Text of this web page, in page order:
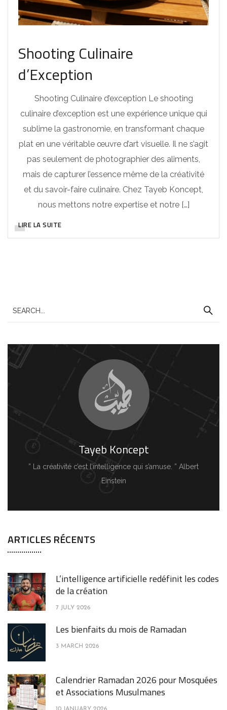
Shooting Culinaire
d’Exception
Shooting Culinaire d’exception Le shooting
culinaire d’exception est une expérience unique qui
sublime la gastronomie, en transformant chaque
plat en une véritable œuvre d’art visuelle. Il ne s’agit
pas seulement de photographier des aliments,
mais de capturer l’essence même de la créativité
et du savoir-faire culinaire. Chez Tayeb Koncept,
nous mettons notre expertise et notre […]
LIRE LA SUITE
Tayeb Koncept
” La créativité c’est l’intelligence qui s’amuse. ” Albert
Einstein
ARTICLES RÉCENTS
L’intelligence artificielle redéfinit les codes
de la création
7 JULY 2026
Les bienfaits du mois de Ramadan
3 MARCH 2026
Calendrier Ramadan 2026 pour Mosquées
et Associations Musulmanes